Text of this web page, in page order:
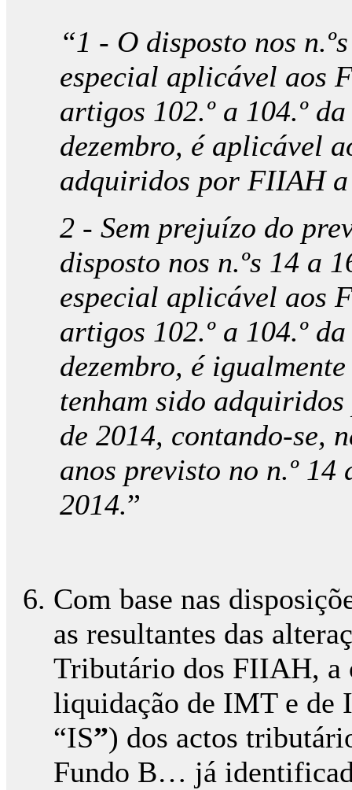
“1 - O disposto nos
especial aplicável aos
artigos 102.º a 104.º
dezembro, é aplicável
adquiridos por FIIAH
2 - Sem prejuízo do
disposto nos n.ºs 14 a
especial aplicável aos
artigos 102.º a 104.º
dezembro, é
tenham sido
de 2014, contando-se,
anos previsto no n.º
2014.”
Com base nas
as resultantes das
Tributário dos FIIAH, a
liquidação de IMT e de
“IS”) dos actos
Fundo B… já